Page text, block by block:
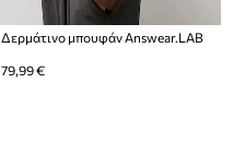
Δερμάτινο μπουφάν Answear.LAB
79,99 €